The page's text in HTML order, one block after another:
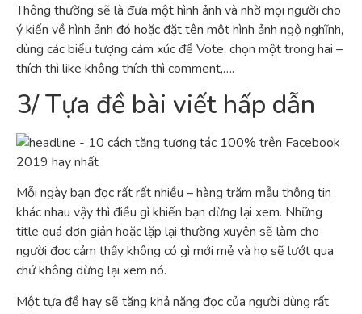
Thông thường sẽ là đưa một hình ảnh và nhờ mọi người cho
ý kiến về hình ảnh đó hoặc đặt tên một hình ảnh ngộ nghĩnh,
dùng các biểu tượng cảm xúc để Vote, chọn một trong hai –
thích thì like không thích thì comment,….
3/ Tựa đề bài viết hấp dẫn
Mỗi ngày bạn đọc rất rất nhiều – hàng trăm mẫu thông tin
khác nhau vậy thì điều gì khiến bạn dừng lại xem. Những
title quá đơn giản hoặc lặp lại thường xuyên sẽ làm cho
người đọc cảm thấy không có gì mới mẻ và họ sẽ lướt qua
chứ không dừng lại xem nó.
Một tựa đề hay sẽ tăng khả năng đọc của người dùng rất